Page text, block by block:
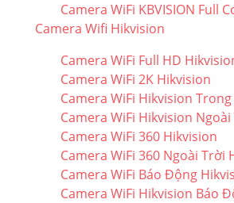
Camera WiFi KBVISION Full
Camera Wifi Hikvision
Camera WiFi Full HD
Camera WiFi 2K Hikvision
Camera WiFi Hikvision
Camera WiFi Hikvision
Camera WiFi 360 Hikvision
Camera WiFi 360 Ngoài Trời
Camera WiFi Báo Động
Camera WiFi Hikvision Báo